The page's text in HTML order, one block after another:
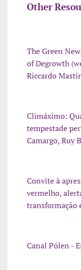
Other
The Green
of Degrowth
Riccardo
Climáximo:
tempestade
Camargo, Ruy
Convite à
vermelho,
transformação
Canal Pólen -